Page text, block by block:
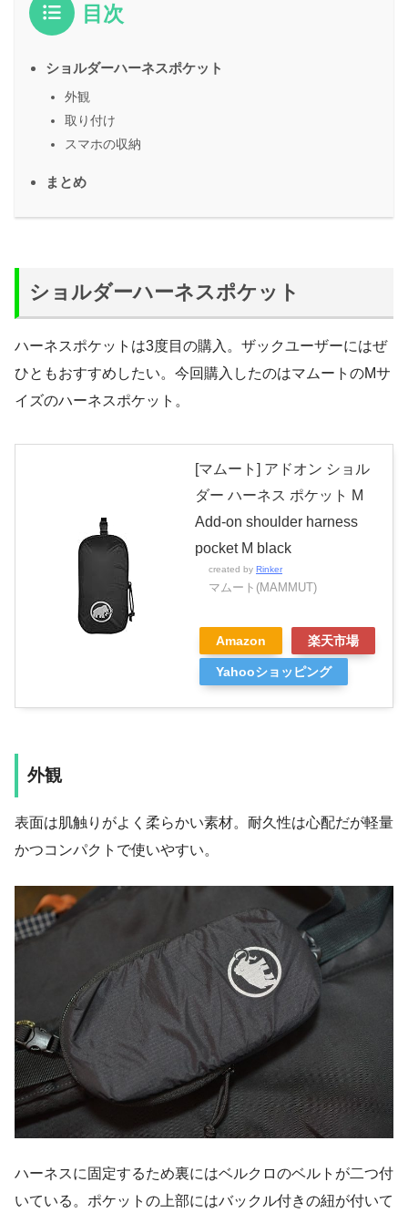
目次
ショルダーハーネスポケット
外観
取り付け
スマホの収納
まとめ
ショルダーハーネスポケット
ハーネスポケットは3度目の購入。ザックユーザーにはぜ
ひともおすすめしたい。今回購入したのはマムートのMサ
イズのハーネスポケット。
[マムート] アドオン ショル
ダー ハーネス ポケット M
Add-on shoulder harness
pocket M black
created by Rinker
マムート(MAMMUT)
Amazon 楽天市場
Yahooショッピング
外観
表面は肌触りがよく柔らかい素材。耐久性は心配だが軽量
かつコンパクトで使いやすい。
ハーネスに固定するため裏にはベルクロのベルトが二つ付
いている。ポケットの上部にはバックル付きの紐が付いて